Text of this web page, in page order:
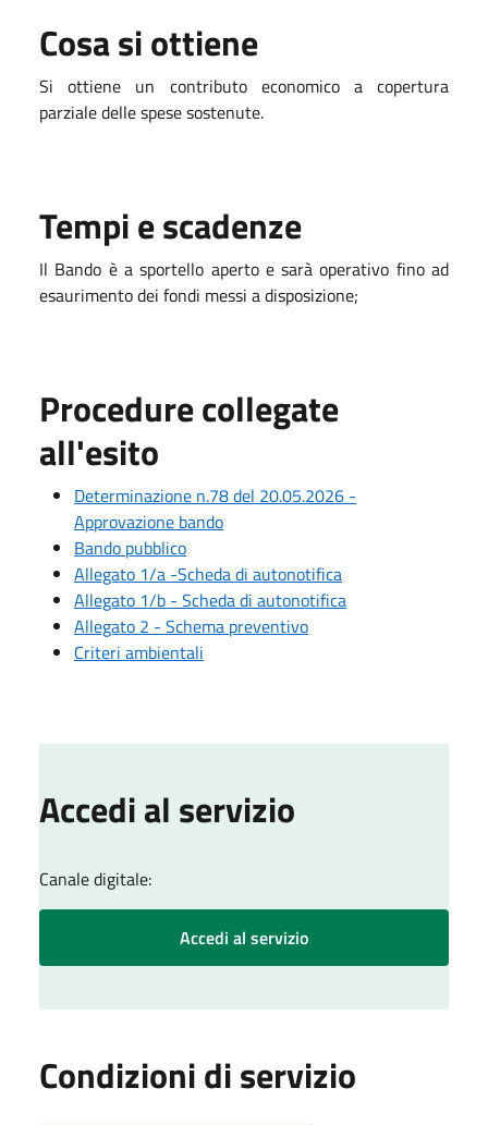
Cosa si ottiene
Si ottiene un contributo economico a copertura
parziale delle spese sostenute.
Tempi e scadenze
Il Bando è a sportello aperto e sarà operativo fino ad
esaurimento dei fondi messi a disposizione;
Procedure collegate
all'esito
Determinazione n.78 del 20.05.2026 -
Approvazione bando
Bando pubblico
Allegato 1/a -Scheda di autonotifica
Allegato 1/b - Scheda di autonotifica
Allegato 2 - Schema preventivo
Criteri ambientali
Accedi al servizio
Canale digitale:
Accedi al servizio
Condizioni di servizio